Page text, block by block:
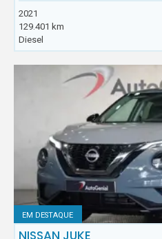
2021
129.401 km
Diesel
EM DESTAQUE
NISSAN JUKE